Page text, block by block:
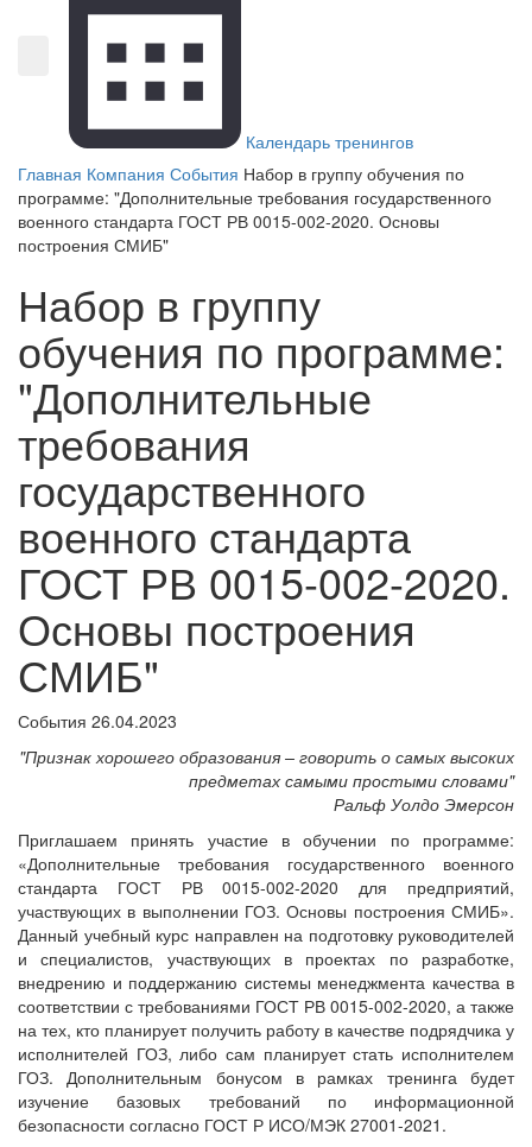
Календарь тренингов
Главная Компания События Набор в группу обучения по
программе: "Дополнительные требования государственного
военного стандарта ГОСТ РВ 0015-002-2020. Основы
построения СМИБ"
Набор в группу
обучения по программе:
"Дополнительные
требования
государственного
военного стандарта
ГОСТ РВ 0015-002-2020.
Основы построения
СМИБ"
События 26.04.2023
"Признак хорошего образования – говорить о самых высоких
предметах самыми простыми словами"
Ральф Уолдо Эмерсон
Приглашаем принять участие в обучении по программе:
«Дополнительные требования государственного военного
стандарта ГОСТ РВ 0015-002-2020 для предприятий,
участвующих в выполнении ГОЗ. Основы построения СМИБ».
Данный учебный курс направлен на подготовку руководителей
и специалистов, участвующих в проектах по разработке,
внедрению и поддержанию системы менеджмента качества в
соответствии с требованиями ГОСТ РВ 0015-002-2020, а также
на тех, кто планирует получить работу в качестве подрядчика у
исполнителей ГОЗ, либо сам планирует стать исполнителем
ГОЗ. Дополнительным бонусом в рамках тренинга будет
изучение базовых требований по информационной
безопасности согласно ГОСТ Р ИСО/МЭК 27001-2021.